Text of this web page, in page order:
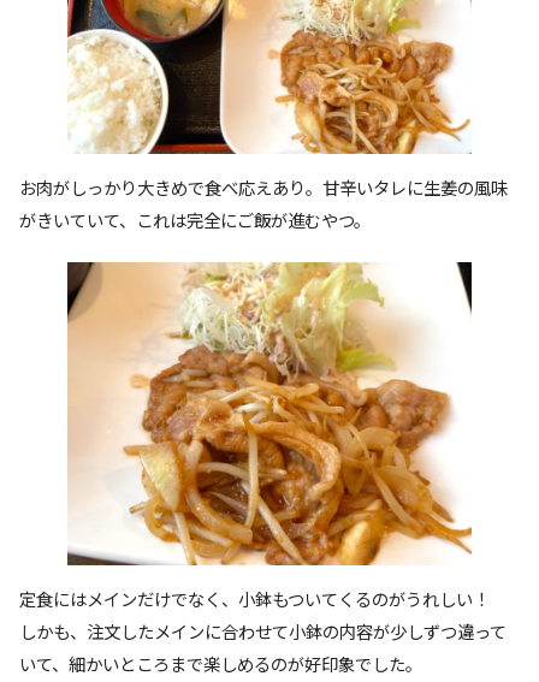
お肉がしっかり大きめで食べ応えあり。甘辛いタレに生姜の風味
がきいていて、これは完全にご飯が進むやつ。
定食にはメインだけでなく、小鉢もついてくるのがうれしい！
しかも、注文したメインに合わせて小鉢の内容が少しずつ違って
いて、細かいところまで楽しめるのが好印象でした。